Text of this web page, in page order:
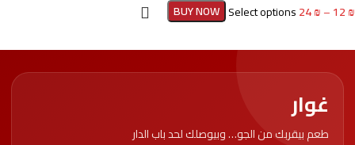
12₪
–
24₪
Select options
BUY NOW
غوار
طعم بيقربك من الجو… وبيوصلك لحد باب الدار